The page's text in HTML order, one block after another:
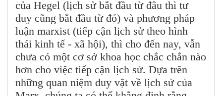
của Hegel (lịch sử bắt đầu từ đâu thì tư
duy cũng bắt đầu từ đó) và phương pháp
luận marxist (tiếp cận lịch sử theo hình
thái kinh tế - xã hội), thì cho đến nay, vẫn
chưa có một cơ sở khoa học chắc chắn nào
hơn cho việc tiếp cận lịch sử. Dựa trên
những quan niệm duy vật về lịch sử của